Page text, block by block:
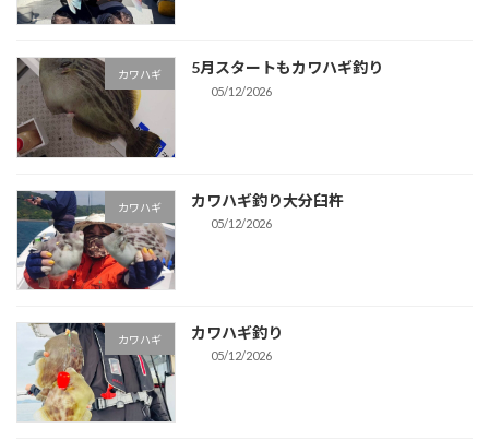
カワハギ 5月スタートもカワハギ釣り
05/12/2026
カワハギ カワハギ釣り大分臼杵
05/12/2026
カワハギ カワハギ釣り
05/12/2026